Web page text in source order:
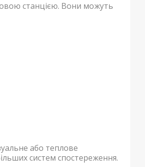
станцією. Вони можуть
або теплове
систем спостереження.